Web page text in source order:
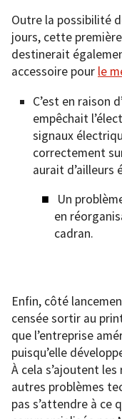
Outre la possibilité
jours, cette
destinerait
accessoire pour le
C’est en raison
empêchait
signaux
correctement
aurait d’ailleurs
Un
en
cadran.
Enfin, côté
censée sortir au
que l’entreprise
puisqu’elle
À cela s’ajoutent
autres problèmes
pas s’attendre à ce